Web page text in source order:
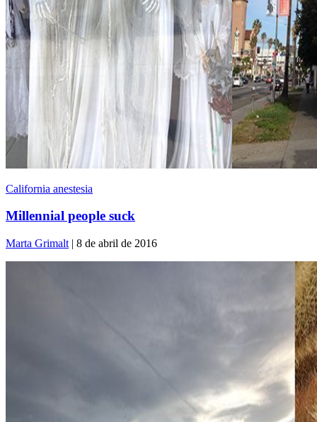
California anestesia
Millennial people suck
Marta Grimalt | 8 de abril de 2016